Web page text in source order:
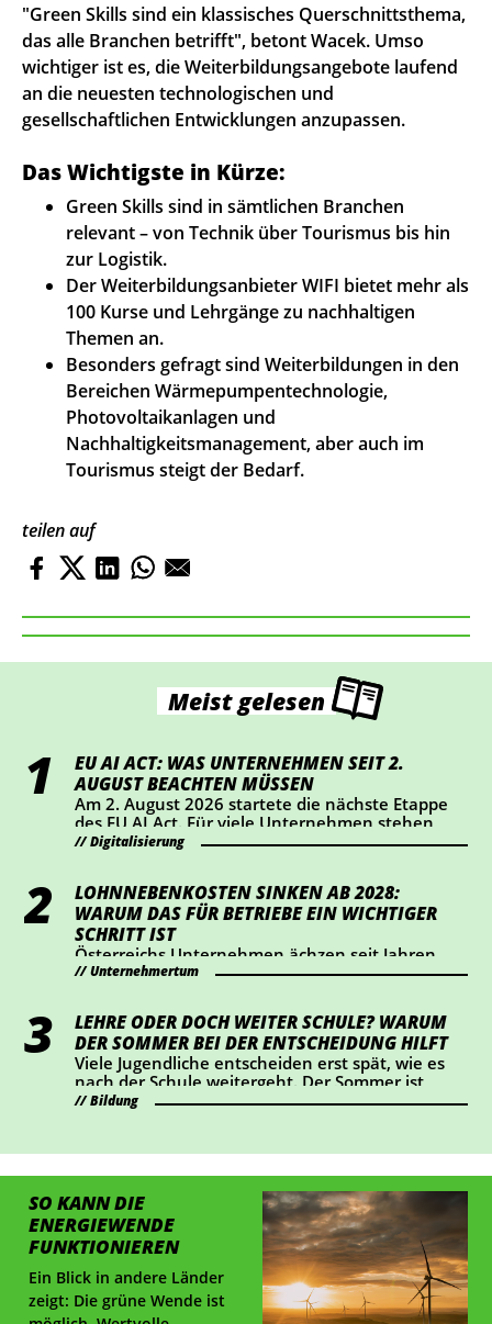
"Green Skills sind ein klassisches Querschnittsthema,
das alle Branchen betrifft", betont Wacek. Umso
wichtiger ist es, die Weiterbildungsangebote laufend
an die neuesten technologischen und
gesellschaftlichen Entwicklungen anzupassen.
Das Wichtigste in Kürze:
Green Skills sind in sämtlichen Branchen
relevant – von Technik über Tourismus bis hin
zur Logistik.
Der Weiterbildungsanbieter WIFI bietet mehr als
100 Kurse und Lehrgänge zu nachhaltigen
Themen an.
Besonders gefragt sind Weiterbildungen in den
Bereichen Wärmepumpentechnologie,
Photovoltaikanlagen und
Nachhaltigkeitsmanagement, aber auch im
Tourismus steigt der Bedarf.
teilen auf
Meist gelesen
EU AI ACT: WAS UNTERNEHMEN SEIT 2.
AUGUST BEACHTEN MÜSSEN
Am 2. August 2026 startete die nächste Etappe
des EU AI Act. Für viele Unternehmen stehen
dabei vor allem Transparenz und Kennzeichnung
sollte jetzt prüfen, ob Handlungsbedarf besteht.
Digitalisierung
LOHNNEBENKOSTEN SINKEN AB 2028:
WARUM DAS FÜR BETRIEBE EIN WICHTIGER
SCHRITT IST
Österreichs Unternehmen ächzen seit Jahren
unter hohen Lohnnebenkosten. Die
Prozentpunkt ab 2028 durchgesetzt – das
bedeutet eine Entlastung von rund 2 Mrd. Euro
für Österreichs Betriebe. Wir haben
nachgerechnet, wie sich das konkret auswirkt.
Unternehmertum
LEHRE ODER DOCH WEITER SCHULE? WARUM
DER SOMMER BEI DER ENTSCHEIDUNG HILFT
Viele Jugendliche entscheiden erst spät, wie es
nach der Schule weitergeht. Der Sommer ist
ideal, um Lehrberufe auszuprobieren und Fragen
Bildung
SO KANN DIE
ENERGIE­WENDE
FUNKTIONIEREN
Ein Blick in andere Länder
zeigt: Die grüne Wende ist